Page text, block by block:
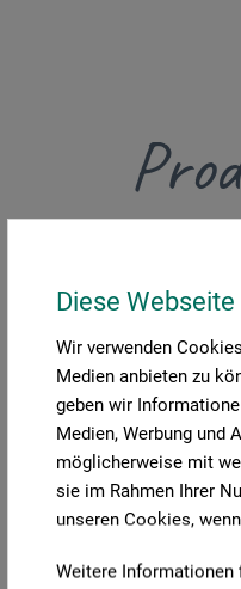
Diese
Wir verwenden
Medien anbieten zu
geben wir
Medien, Werbung und
möglicherweise mit
sie im Rahmen Ihrer
unseren Cookies,
Weitere Informationen